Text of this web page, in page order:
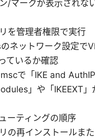
/マークが表示されな
を管理者権限で実行
ネットワーク設定で
ているか確認
で「IKE and
」や「IKEEXT」
ーティングの順序
の再インストールま